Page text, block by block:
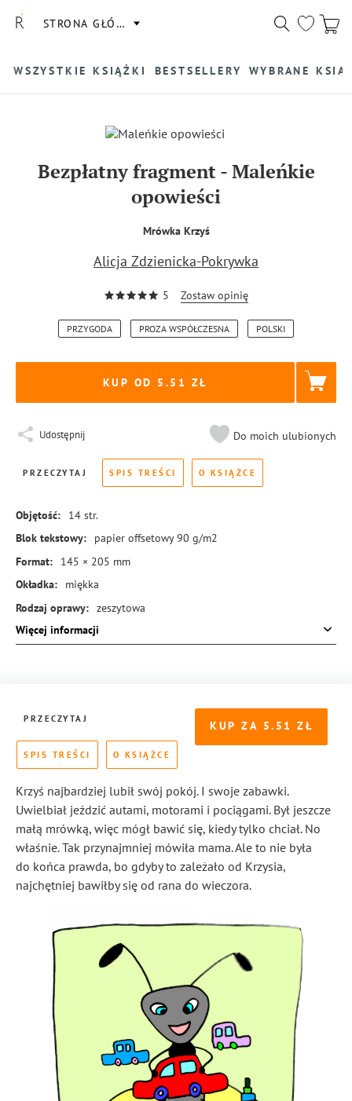
STRONA GŁÓWNA
WSZYSTKIE KSIĄŻKI BESTSELLERY WYBRANE
Bezpłatny fragment-Maleńkie
opowieści
Mrówka Krzyś
Alicja Zdzienicka-Pokrywka
5 Zostaw opinię
PRZYGODA PROZA WSPÓŁCZESNA POLSKI
KUP OD 5.51
Udostępnij Do moich ulubionych
PRZECZYTAJ SPIS TREŚCI O KSIĄŻCE
Objętość: 14 str.
Blok tekstowy:
papier offsetowy 90 g/m2
Format:
145 × 205 mm
Okładka:
miękka
Rodzaj oprawy: zeszytowa
ISBN:
978-83-8221-304-1
Więcej informacji
KUP ZA 5.51
PRZECZYTAJ
SPIS TREŚCI O KSIĄŻCE
Krzyś najbardziej lubił swój pokój. I swoje zabawki.
Uwielbiał jeździć autami, motorami i pociągami. Był jeszcze
małą mrówką, więc mógł bawić się, kiedy tylko chciał. No
właśnie. Tak przynajmniej mówiła mama. Ale to nie była
do końca prawda, bo gdyby to zależało od Krzysia,
najchętniej bawiłby się od rana do wieczora.